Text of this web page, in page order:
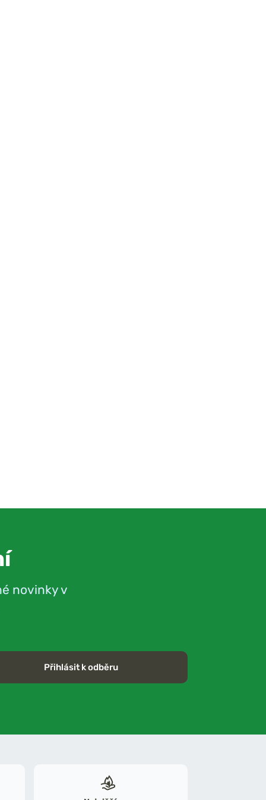
novinky v
Přihlásit k odběru